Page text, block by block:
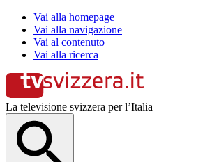
Vai alla homepage
Vai alla navigazione
Vai al contenuto
Vai alla ricerca
La televisione svizzera per l’Italia